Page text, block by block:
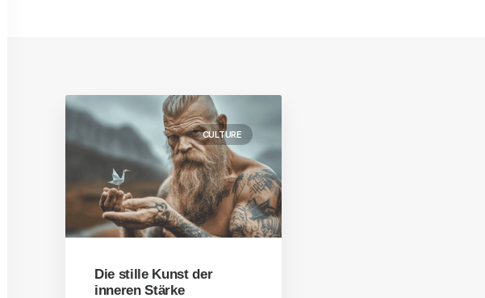
CULTURE
Die stille Kunst der
inneren Stärke